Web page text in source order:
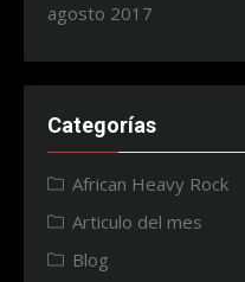
agosto 2017
Categorías
African Heavy Rock
Articulo del mes
Blog